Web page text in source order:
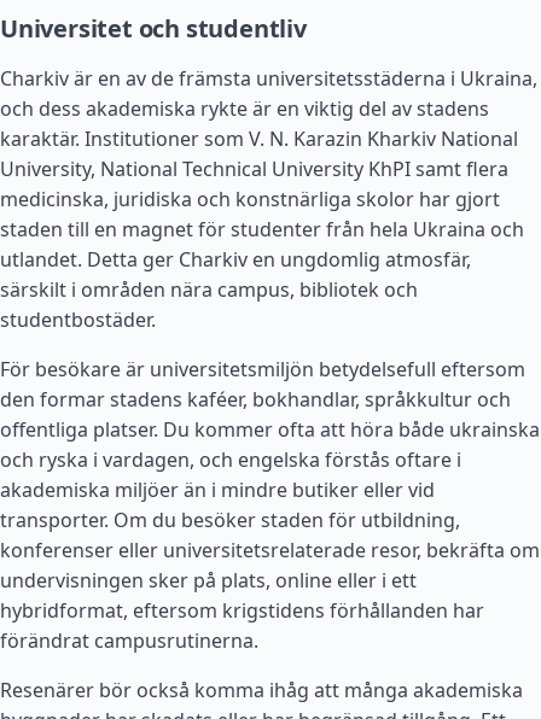
Universitet och studentliv
Charkiv är en av de främsta universitetsstäderna i Ukraina,
och dess akademiska rykte är en viktig del av stadens
karaktär. Institutioner som V. N. Karazin Kharkiv National
University, National Technical University KhPI samt flera
medicinska, juridiska och konstnärliga skolor har gjort
staden till en magnet för studenter från hela Ukraina och
utlandet. Detta ger Charkiv en ungdomlig atmosfär,
särskilt i områden nära campus, bibliotek och
studentbostäder.
För besökare är universitetsmiljön betydelsefull eftersom
den formar stadens kaféer, bokhandlar, språkkultur och
offentliga platser. Du kommer ofta att höra både ukrainska
och ryska i vardagen, och engelska förstås oftare i
akademiska miljöer än i mindre butiker eller vid
transporter. Om du besöker staden för utbildning,
konferenser eller universitetsrelaterade resor, bekräfta om
undervisningen sker på plats, online eller i ett
hybridformat, eftersom krigstidens förhållanden har
förändrat campusrutinerna.
Resenärer bör också komma ihåg att många akademiska